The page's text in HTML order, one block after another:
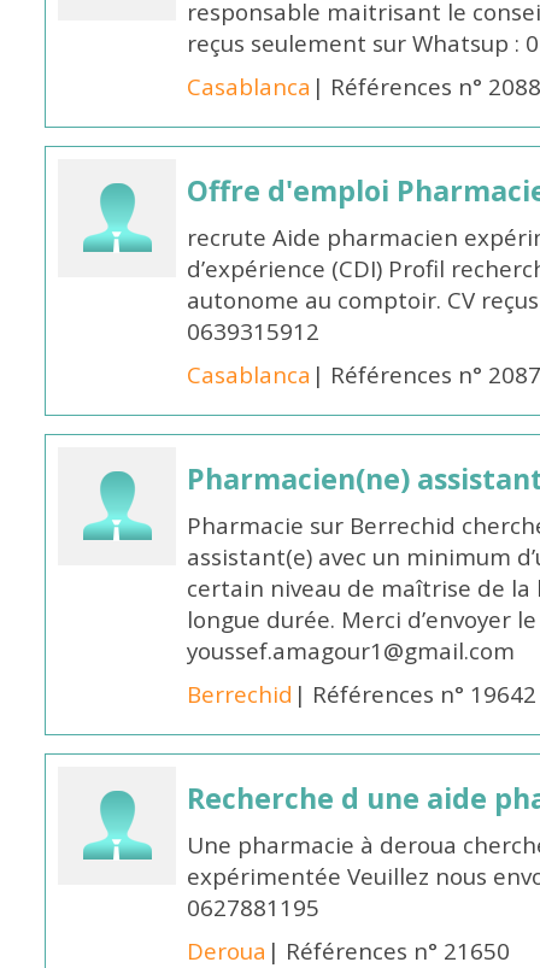
responsable maitrisant le
reçus seulement sur Whatsup :
Casablanca | Références n°
Offre d'emploi
recrute Aide pharmacien
d’expérience (CDI) Profil
autonome au comptoir. CV
0639315912
Casablanca | Références n°
Pharmacien(ne)
Pharmacie sur Berrechid
assistant(e) avec un minimum
certain niveau de maîtrise de
longue durée. Merci d’envoyer
youssef.amagour1@gmail.com
Berrechid | Références n° 19642
Recherche d une aide
Une pharmacie à deroua
expérimentée Veuillez nous
0627881195
Deroua | Références n° 21650